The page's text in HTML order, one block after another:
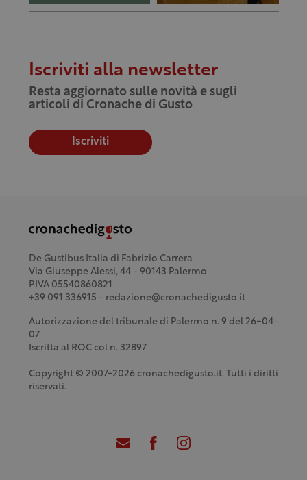
Iscriviti alla newsletter
Resta aggiornato sulle novità e sugli
articoli di Cronache di Gusto
Iscriviti
De Gustibus Italia di Fabrizio Carrera
Via Giuseppe Alessi, 44 - 90143 Palermo
P.IVA 05540860821
+39 091 336915 - redazione@cronachedigusto.it
Autorizzazione del tribunale di Palermo n. 9 del 26-04-
07
Iscritta al ROC col n. 32897
Copyright © 2007-2026 cronachedigusto.it. Tutti i diritti
riservati.